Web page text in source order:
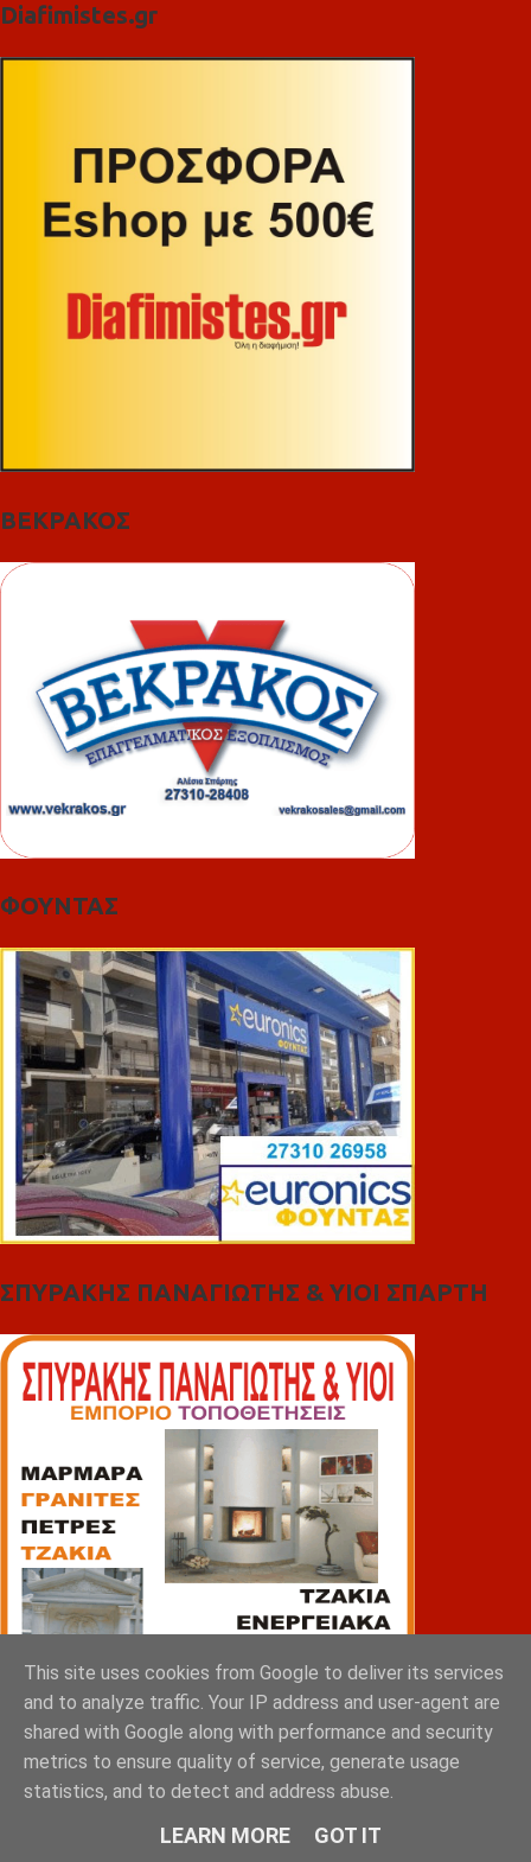
Diafimistes.gr
ΒΕΚΡΑΚΟΣ
ΦΟΥΝΤΑΣ
ΣΠΥΡΑΚΗΣ ΠΑΝΑΓΙΩΤΗΣ & YIOI ΣΠΑΡΤΗ
This site uses cookies from Google to deliver its services
and to analyze traffic. Your IP address and user-agent are
shared with Google along with performance and security
metrics to ensure quality of service, generate usage
statistics, and to detect and address abuse.
LEARN MORE GOT IT